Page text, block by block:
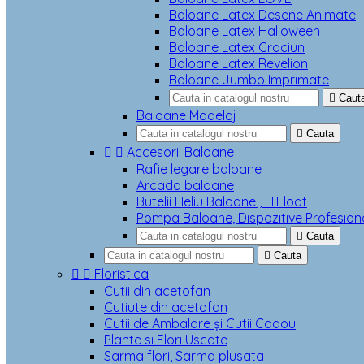
Baloane Latex Desene Animate
Baloane Latex Halloween
Baloane Latex Craciun
Baloane Latex Revelion
Baloane Jumbo Imprimate

Baloane Modelaj
 Cauta
  Accesorii Baloane
Rafie legare baloane
Arcada baloane
Butelii Heliu Baloane , HiFloat
Pompa Baloane, Dispozitive
 Cauta
 Cauta
  Floristica
Cutii din acetofan
Cutiute din acetofan
Cutii de Ambalare și Cutii Cadou
Plante si Flori Uscate
Sarma flori, Sarma plusata